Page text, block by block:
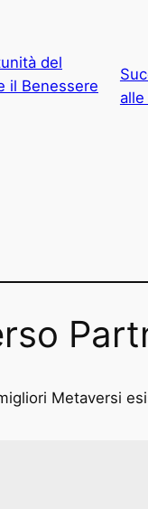
del
il Benessere
Metaversi